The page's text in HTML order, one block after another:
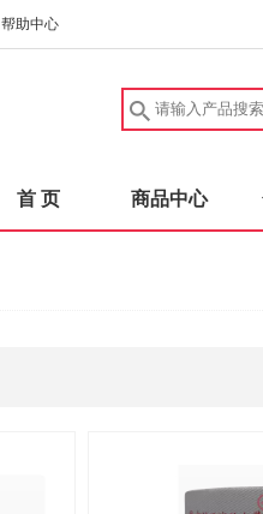
帮助中心
首 页 商品中心